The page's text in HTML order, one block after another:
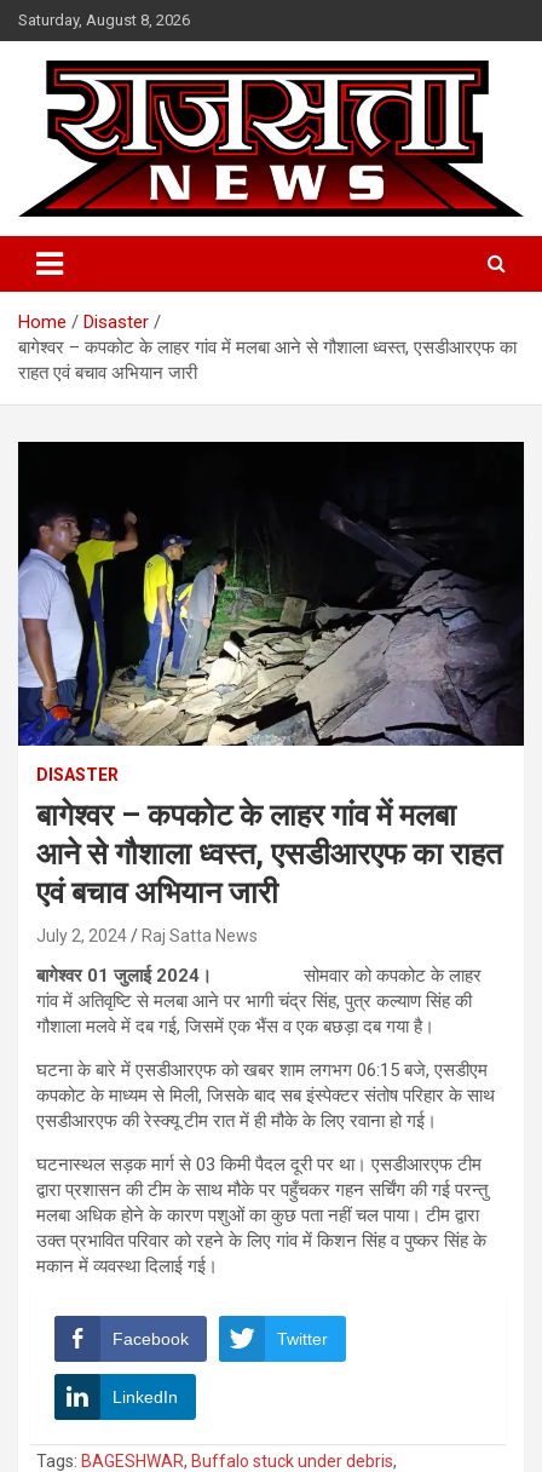
Skip
to
content
Saturday, August 8, 2026
Raj Satta News
Home
Disaster
बागेश्वर – कपकोट के लाहर गांव में मलबा आने से गौशाला ध्वस्त, एसडीआरएफ का
राहत एवं बचाव अभियान जारी
DISASTER
बागेश्वर – कपकोट के लाहर गांव में मलबा
आने से गौशाला ध्वस्त, एसडीआरएफ का राहत
एवं बचाव अभियान जारी
July 2, 2024 Raj Satta News
बागेश्वर 01 जुलाई 2024।
सोमवार को कपकोट के लाहर
गांव में अतिवृष्टि से मलबा आने पर भागी चंद्र सिंह, पुत्र कल्याण सिंह की
गौशाला मलवे में दब गई, जिसमें एक भैंस व एक बछड़ा दब गया है।
घटना के बारे में एसडीआरएफ को खबर शाम लगभग 06:15 बजे, एसडीएम
कपकोट के माध्यम से मिली, जिसके बाद सब इंस्पेक्टर संतोष परिहार के साथ
एसडीआरएफ की रेस्क्यू टीम रात में ही मौके के लिए रवाना हो गई।
घटनास्थल सड़क मार्ग से 03 किमी पैदल दूरी पर था। एसडीआरएफ टीम
द्वारा प्रशासन की टीम के साथ मौके पर पहुँचकर गहन सर्चिंग की गई परन्तु
मलबा अधिक होने के कारण पशुओं का कुछ पता नहीं चल पाया। टीम द्वारा
उक्त प्रभावित परिवार को रहने के लिए गांव में किशन सिंह व पुष्कर सिंह के
मकान में व्यवस्था दिलाई गई।
Facebook Twitter
LinkedIn
Tags: BAGESHWAR, Buffalo stuck under debris,